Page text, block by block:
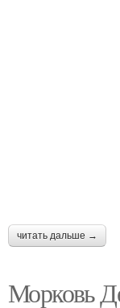
читать дальше →
Морковь